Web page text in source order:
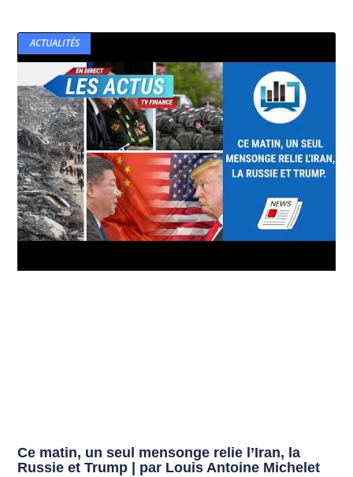
ACTUALITÉS
Ce matin, un seul mensonge relie l’Iran, la
Russie et Trump | par Louis Antoine Michelet